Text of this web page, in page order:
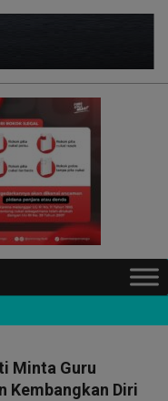
Minta Guru
Kembangkan Diri